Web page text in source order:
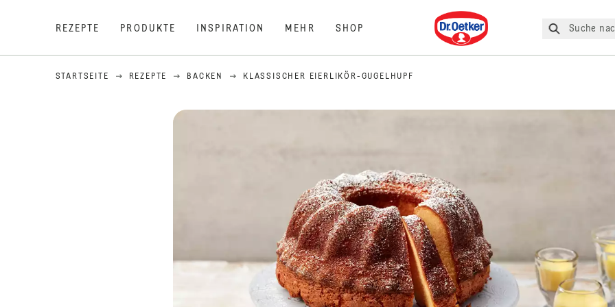
REZEPTE PRODUKTE INSPIRATION MEHR SHOP
Dr. Oetker
Suche
STARTSEITE REZEPTE BACKEN KLASSISCHER EIERLIKÖR-GUGELHUPF